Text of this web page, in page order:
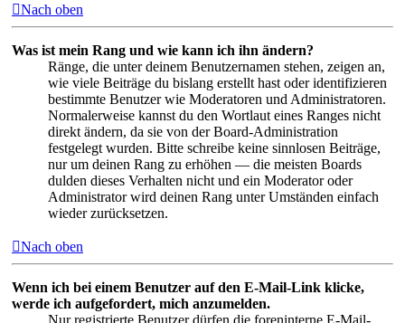
Nach oben
Was ist mein Rang und wie kann ich ihn ändern?
Ränge, die unter deinem Benutzernamen stehen, zeigen an,
wie viele Beiträge du bislang erstellt hast oder identifizieren
bestimmte Benutzer wie Moderatoren und Administratoren.
Normalerweise kannst du den Wortlaut eines Ranges nicht
direkt ändern, da sie von der Board-Administration
festgelegt wurden. Bitte schreibe keine sinnlosen Beiträge,
nur um deinen Rang zu erhöhen — die meisten Boards
dulden dieses Verhalten nicht und ein Moderator oder
Administrator wird deinen Rang unter Umständen einfach
wieder zurücksetzen.
Nach oben
Wenn ich bei einem Benutzer auf den E-Mail-Link klicke,
werde ich aufgefordert, mich anzumelden.
Nur registrierte Benutzer dürfen die foreninterne E-Mail-